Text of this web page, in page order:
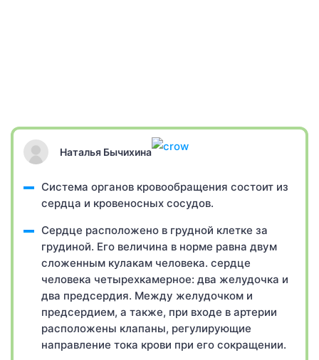
Наталья Бычихина
Система органов кровообращения состоит из
сердца и кровеносных сосудов.
Сердце расположено в грудной клетке за
грудиной. Его величина в норме равна двум
сложенным кулакам человека. сердце
человека четырехкамерное: два желудочка и
два предсердия. Между желудочком и
предсердием, а также, при входе в артерии
расположены клапаны, регулирующие
направление тока крови при его сокращении.